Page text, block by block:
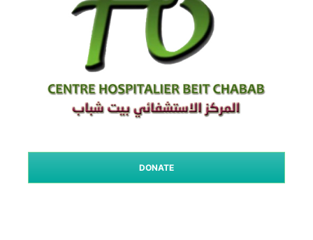
DONATE